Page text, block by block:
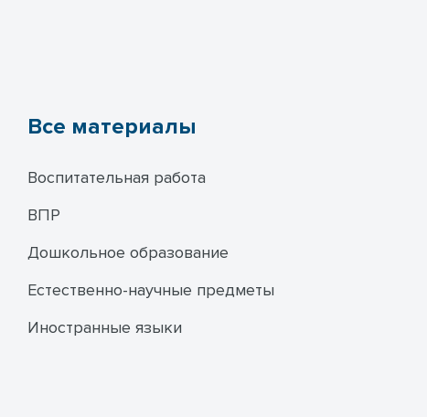
Все материалы
Воспитательная работа
ВПР
Дошкольное образование
Естественно-научные предметы
Иностранные языки